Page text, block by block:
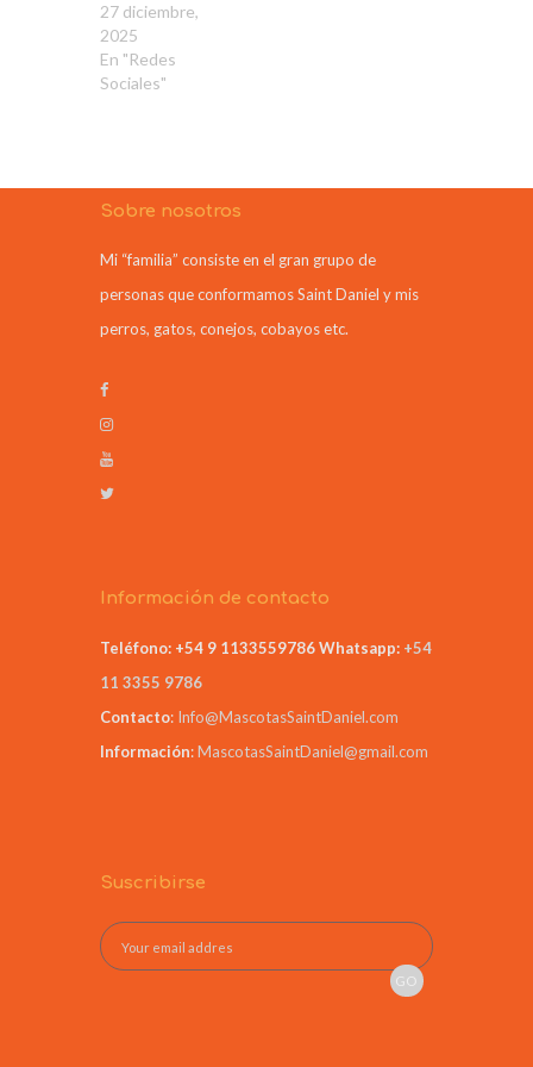
27 diciembre,
2025
En "Redes
Sociales"
Sobre nosotros
Mi “familia” consiste en el gran grupo de
personas que conformamos Saint Daniel y mis
perros, gatos, conejos, cobayos etc.
Información de contacto
Teléfono: +54 9 1133559786Whatsapp: +54
11 3355 9786
Contacto: Info@MascotasSaintDaniel.com
Información:MascotasSaintDaniel@gmail.com
Suscribirse